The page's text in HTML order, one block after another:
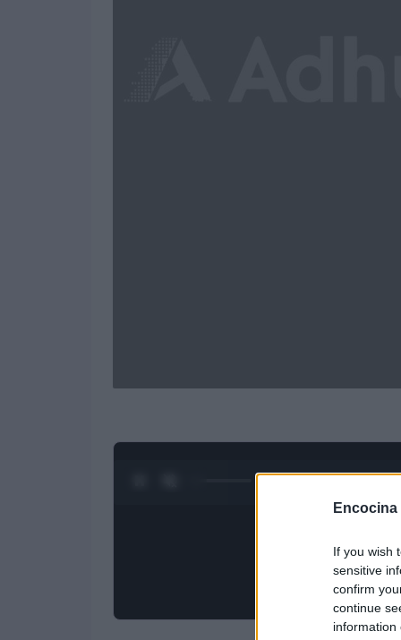
Encocina
If you wish
sensitive
confirm
continue
information